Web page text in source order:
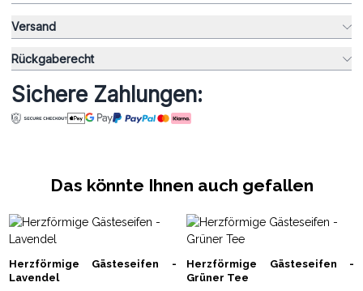
Versand
Rückgaberecht
Sichere Zahlungen:
Das könnte Ihnen auch gefallen
Herzförmige Gästeseifen -
Lavendel
Herzförmige Gästeseifen -
Grüner Tee